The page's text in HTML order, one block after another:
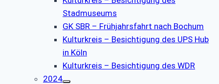
Stadmuseums
GK SBR – Frühjahrsfahrt nach Bochum
Kulturkreis – Besichtigung des UPS Hub
in Köln
Kulturkreis – Besichtigung des WDR
2024